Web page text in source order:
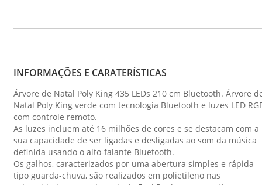
INFORMAÇÕES E CARATERÍSTICAS
Árvore de Natal Poly King 435 LEDs 210 cm Bluetooth. Árvore
Natal Poly King verde com tecnologia Bluetooth e luzes LED
com controle remoto.
As luzes incluem até 16 milhões de cores e se destacam com a
sua capacidade de ser ligadas e desligadas ao som da música
definida usando o alto-falante Bluetooth.
Os galhos, caracterizados por uma abertura simples e rápida
tipo guarda-chuva, são realizados em polietileno nas